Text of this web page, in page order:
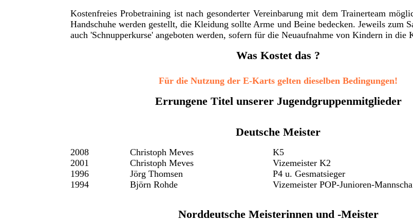
Kostenfreies Probetraining ist nach gesonderter Vereinbarung mit dem Trainerteam
Handschuhe werden gestellt, die Kleidung sollte Arme und Beine bedecken. Jeweils zum
auch 'Schnupperkurse' angeboten werden, sofern für die Neuaufnahme von Kindern in die
Was Kostet das ?
Für die Nutzung der E-Karts gelten dieselben Bedingungen!
Errungene Titel unserer Jugendgruppenmitglieder
Deutsche Meister
2008
2001
1996
1994
Christoph Meves
Christoph Meves
Jörg Thomsen
Björn Rohde
K5
Vizemeister K2
P4 u. Gesmatsieger
Vizemeister POP-Junioren-
Norddeutsche Meisterinnen und -Meister